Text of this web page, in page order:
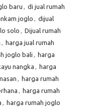
baru , di jual rumah
joglo , dijual
solo , Dijual rumah
, harga jual rumah
joglo bali , harga
nangka , harga
, harga rumah
, harga rumah
, harga rumah joglo